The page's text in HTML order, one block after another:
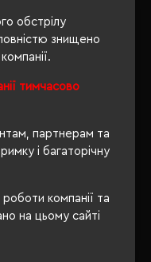
обстрілу
знищено
тимчасово
партнерам та
і багаторічну
компанії та
на цьому сайті